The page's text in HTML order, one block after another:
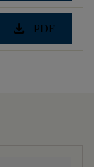
download PDF